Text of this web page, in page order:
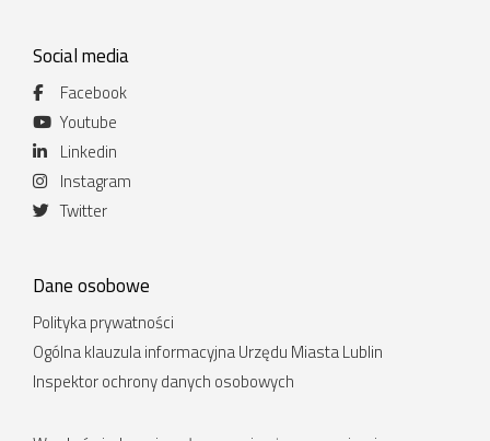
Social media
Facebook
Youtube
Linkedin
Instagram
Twitter
Dane osobowe
Polityka prywatności
Ogólna klauzula informacyjna Urzędu Miasta Lublin
Inspektor ochrony danych osobowych